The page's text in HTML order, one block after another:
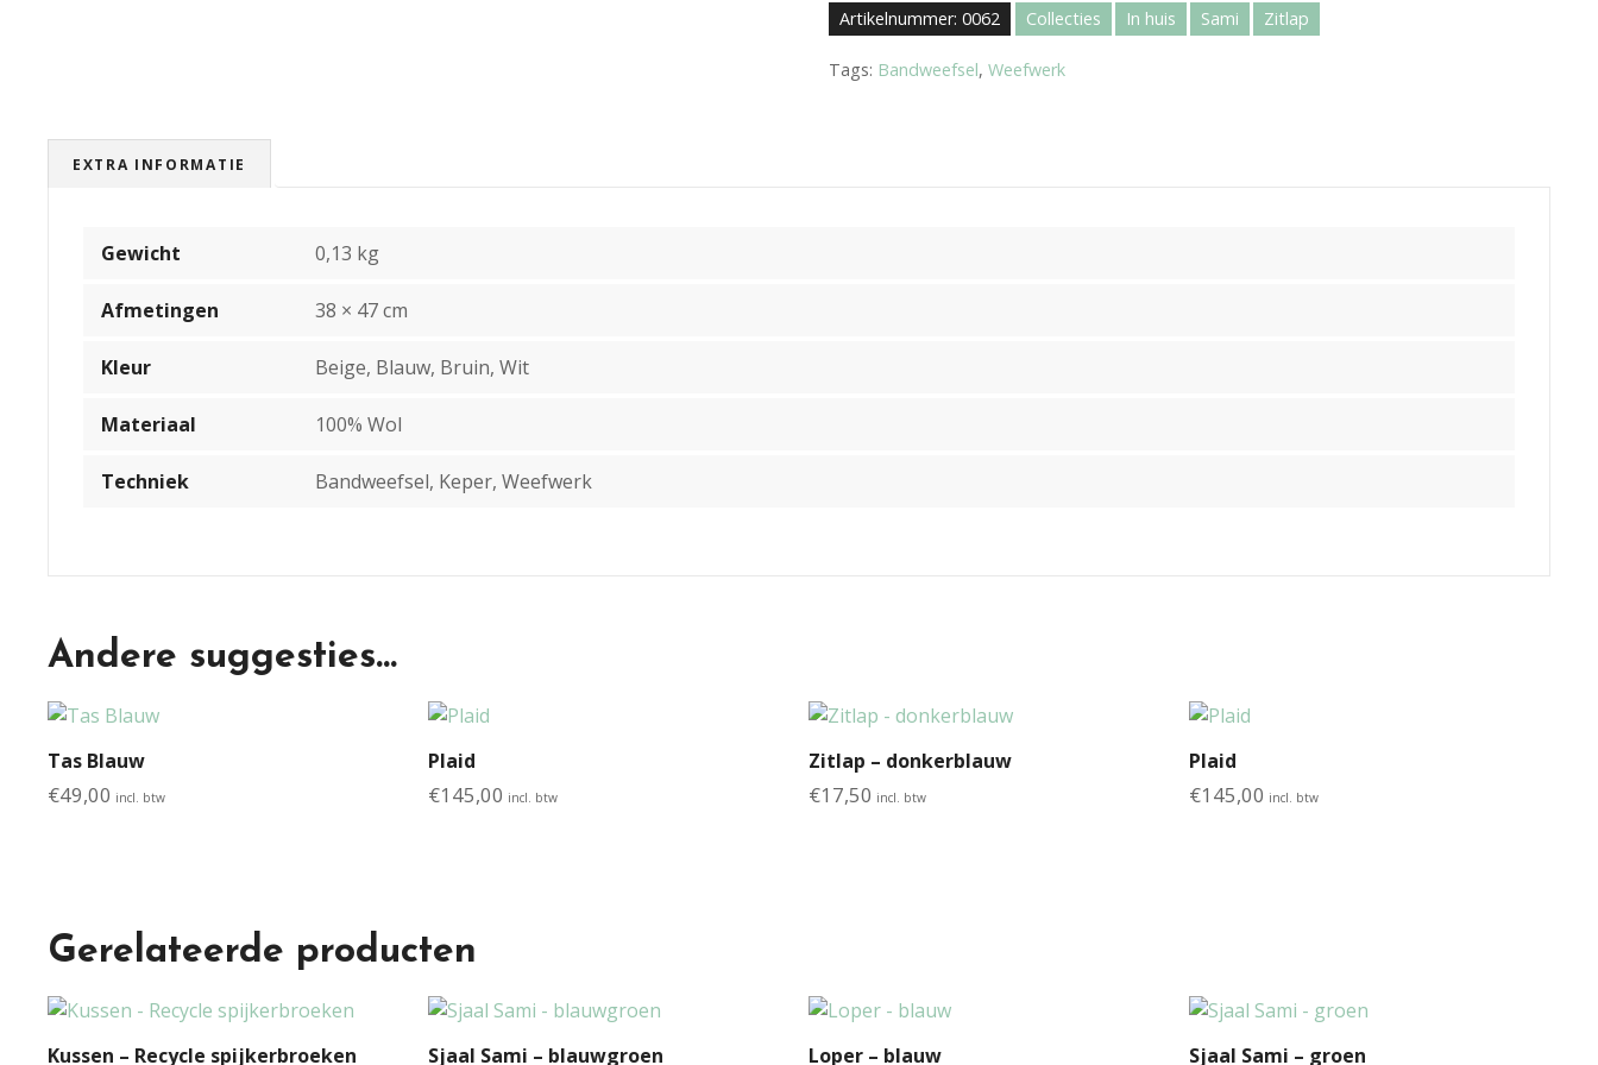
Artikelnummer:0062 Collecties In huis Sami Zitlap
Tags: Bandweefsel,Weefwerk
EXTRA INFORMATIE
Gewicht 0,13 kg
Afmetingen 38 × 47 cm
Kleur Beige, Blauw, Bruin, Wit
Materiaal 100% Wol
Techniek Bandweefsel, Keper, Weefwerk
Andere suggesties…
Tas Blauw
€49,00 incl. btw
Plaid
€145,00 incl. btw
Zitlap – donkerblauw
€17,50 incl. btw
Plaid
€145,00 incl. btw
Gerelateerde producten
Kussen – Recycle spijkerbroeken Sjaal Sami – blauwgroen Loper – blauw Sjaal Sami – groen